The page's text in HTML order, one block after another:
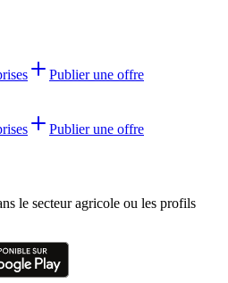
Publier une offre
Publier une offre
le secteur agricole ou les profils